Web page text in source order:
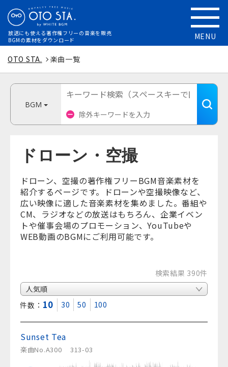
放送にも使える著作権フリーの音楽を販売
BGMの素材をダウンロード
MENU
OTO STA. 楽曲一覧
BGM
ドローン・空撮
ドローン、空撮の著作権フリーBGM音楽素材を
紹介するページです。ドローンや空撮映像など、
広い映像に適した音楽素材を集めました。番組や
CM、ラジオなどの放送はもちろん、企業イベン
トや催事会場のプロモーション、YouTubeや
WEB動画のBGMにご利用可能です。
検索結果 390件
表示件数： 10 30 50 100
Sunset Tea
楽曲No.A300 313-03